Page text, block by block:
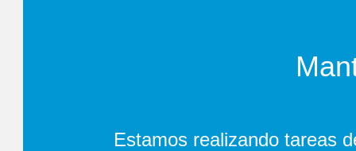
Estamos realizando tareas